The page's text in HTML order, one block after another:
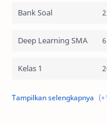
Bank Soal
Deep Learning SMA
Kelas 1
Kelas 11